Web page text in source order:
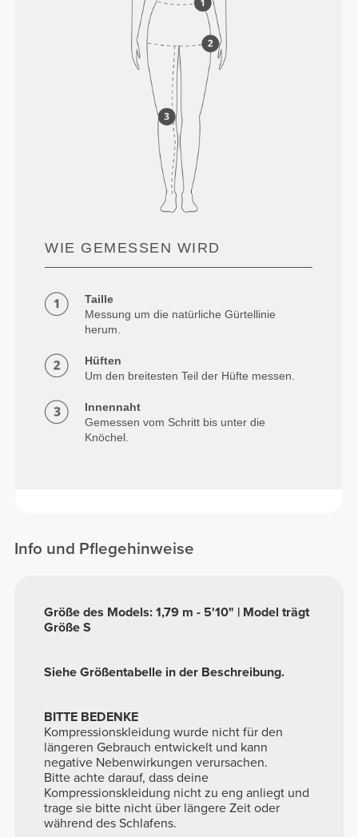
WIE GEMESSEN WIRD
Taille
Messung um die natürliche Gürtellinie
herum.
Hüften
Um den breitesten Teil der Hüfte messen.
Innennaht
Gemessen vom Schritt bis unter die
Knöchel.
Info und Pflegehinweise
BITTE BEDENKE
Kompressionskleidung wurde nicht für den
längeren Gebrauch entwickelt und kann
negative Nebenwirkungen verursachen.
Bitte achte darauf, dass deine
Kompressionskleidung nicht zu eng anliegt und
trage sie bitte nicht über längere Zeit oder
während des Schlafens.
Siehe Größentabelle in der Beschreibung.
Größe des Models: 1,79 m - 5'10" | Model trägt
Größe S